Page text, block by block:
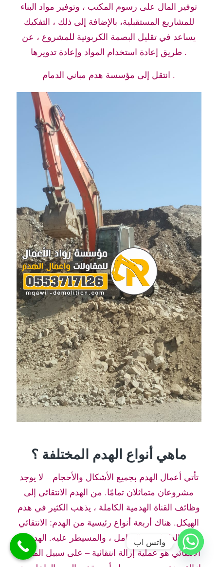
توفير المال على رسوم المكتب ، وتوفير مواد البناء
للمشاريع المستقبلية، بالإضافة إلى ذلك ، التفكيك
يساعد في تقليل البصمة الكربونية للمشروع ، عن
طريق إعادة استخدام المواد وإعادة تدويرها .
انتقل إلى مؤسسة هدم مباني الدمام .
ماهي أنواع الهدم المختلفة ؟
تأتي أعمال الهدم بجميع الأشكال والأحجام – لا يوجد
مشروعان متماثلان تمامًا. من الهدم الانتقائي إلى
وظائف القناة الهدمية الكاملة ، يذهب الكثير في هدم
الهيكل. هناك أربعة أنواع رئيسية من الهدم: الانتقائي
، والداخلي ، والشامل ، والمسيطر عليه. الهدم
الانتقائي هو عملية إزالة انتقائية – على سبيل المثال ،
واتس اب